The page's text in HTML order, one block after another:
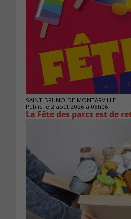
SAINT-BRUNO-DE-MONTARVILLE
Publié le 2 août 2026 à 08h06
La Fête des parcs est de